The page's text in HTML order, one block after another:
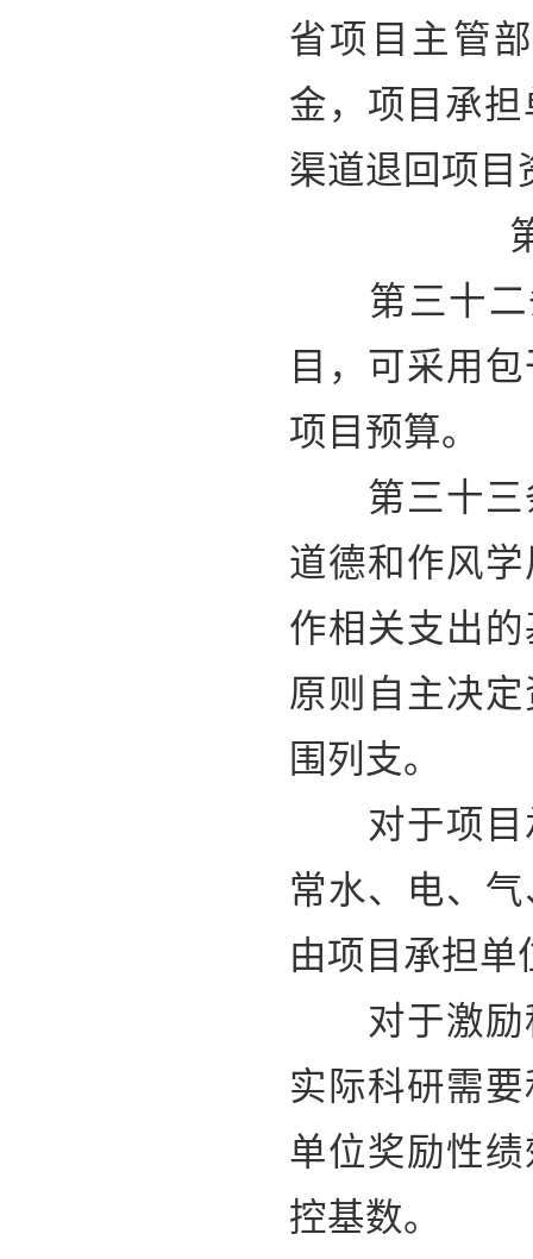
省项目主管
金，项目承
渠道退回项目
第三十二
目，可采用
项目预算。
第三十三条
道德和作风
作相关支出
原则自主决
围列支。
对于项目承
常水、电、
由项目承担
对于激励科
实际科研需
单位奖励性
控基数。